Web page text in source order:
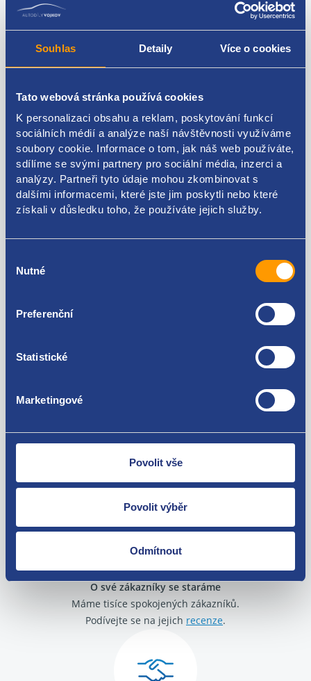
Souhlas Detaily Více o cookies
Tato webová stránka používá cookies
K personalizaci obsahu a reklam, poskytování funkcí
sociálních médií a analýze naší návštěvnosti využíváme
soubory cookie. Informace o tom, jak náš web používáte,
sdílíme se svými partnery pro sociální média, inzerci a
analýzy. Partneři tyto údaje mohou zkombinovat s
dalšími informacemi, které jste jim poskytli nebo které
získali v důsledku toho, že používáte jejich služby.
souhlasu
Nutné
Preferenční
Statistické
Marketingové
Povolit vše
Povolit výběr
Odmítnout
originální číslo Renault / Dacia
Kódy produktu
777913999R
Dacia Dokker
Nejste spokojeni? Vyřešíme to!
Zboží můžete vrátit do 60 dnů od
O své zákazníky se staráme
Máme tisíce spokojených zákazníků.
Podívejte se na jejich recenze.